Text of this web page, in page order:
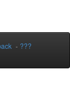
- ???